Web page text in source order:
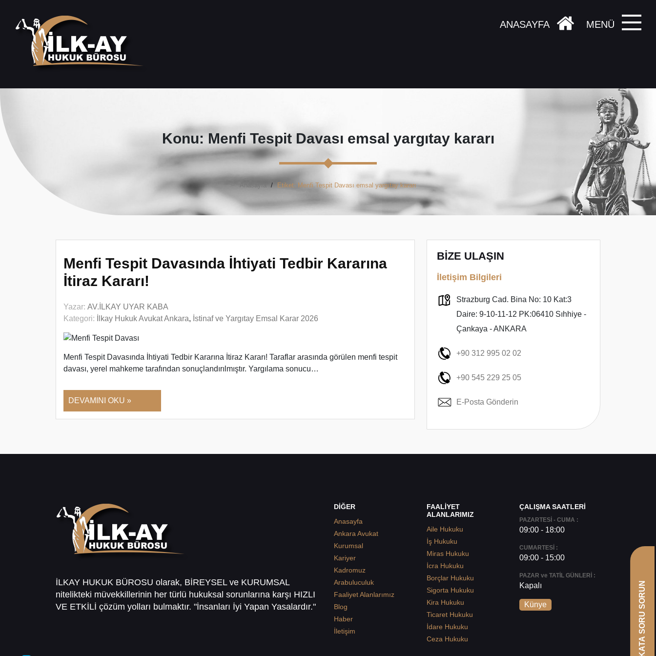
MENÜ
ANASAYFA
Konu: Menfi Tespit Davası emsal yargıtay kararı
Anasayfa Etiket: Menfi Tespit Davası emsal yargıtay kararı
Menfi Tespit Davasında İhtiyati Tedbir Kararına
İtiraz Kararı!
Yazar: AV.İLKAY UYAR KABA
Kategori:
İlkay Hukuk Avukat Ankara, İstinaf ve Yargıtay Emsal Karar 2026
Menfi Tespit Davasında İhtiyati Tedbir Kararına İtiraz Kararı! Taraflar arasında görülen menfi tespit
davası, yerel mahkeme tarafından sonuçlandırılmıştır. Yargılama sonucu…
DEVAMINI OKU »
BİZE ULAŞIN
İletişim Bilgileri
Strazburg Cad. Bina No: 10 Kat:3
Daire: 9-10-11-12 PK:06410 Sıhhiye -
Çankaya - ANKARA
+90 312 995 02 02
+90 545 229 25 05
E-Posta Gönderin
İLKAY HUKUK BÜROSU olarak, BİREYSEL ve KURUMSAL
nitelikteki müvekkillerinin her türlü hukuksal sorunlarına karşı HIZLI
VE ETKİLİ çözüm yolları bulmaktır. "İnsanları İyi Yapan Yasalardır."
DİĞER
Anasayfa
Ankara Avukat
Kurumsal
Kariyer
Kadromuz
Arabuluculuk
Faaliyet Alanlarımız
Blog
Haber
İletişim
FAALİYET
ALANLARIMIZ
Aile Hukuku
İş Hukuku
Miras Hukuku
İcra Hukuku
Borçlar Hukuku
Sigorta Hukuku
Kira Hukuku
Ticaret Hukuku
İdare Hukuku
Ceza Hukuku
ÇALIŞMA SAATLERİ
PAZARTESİ - CUMA :
09:00 - 18:00
CUMARTESİ :
09:00 - 15:00
PAZAR ve TATİL GÜNLERİ :
Kapalı
Künye AVUKATA SORU SORUN